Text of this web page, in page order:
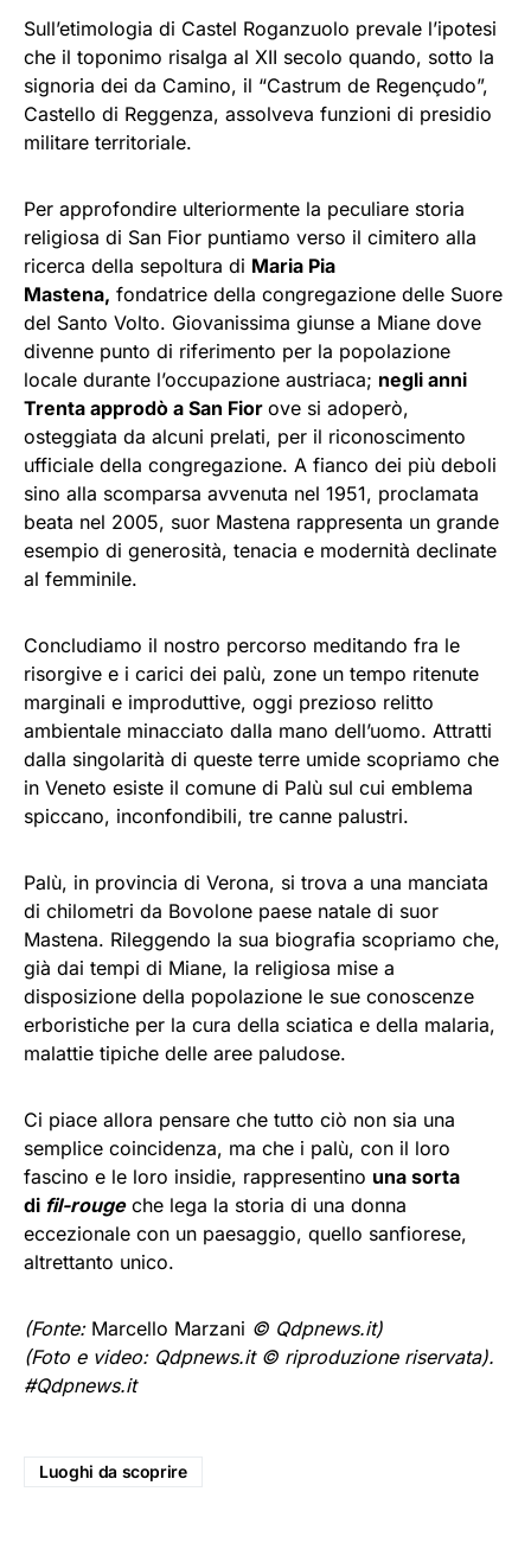
Sull’etimologia di Castel Roganzuolo prevale l’ipotesi
che il toponimo risalga al XII secolo quando, sotto la
signoria dei da Camino, il “Castrum de Regençudo”,
Castello di Reggenza, assolveva funzioni di presidio
militare territoriale.
Per approfondire ulteriormente la peculiare storia
religiosa di San Fior puntiamo verso il cimitero alla
ricerca della sepoltura di Maria Pia
Mastena, fondatrice della congregazione delle Suore
del Santo Volto. Giovanissima giunse a Miane dove
divenne punto di riferimento per la popolazione
locale durante l’occupazione austriaca; negli anni
Trenta approdò a San Fior ove si adoperò,
osteggiata da alcuni prelati, per il riconoscimento
ufficiale della congregazione. A fianco dei più deboli
sino alla scomparsa avvenuta nel 1951, proclamata
beata nel 2005, suor Mastena rappresenta un grande
esempio di generosità, tenacia e modernità declinate
al femminile.
Concludiamo il nostro percorso meditando fra le
risorgive e i carici dei palù, zone un tempo ritenute
marginali e improduttive, oggi prezioso relitto
ambientale minacciato dalla mano dell’uomo. Attratti
dalla singolarità di queste terre umide scopriamo che
in Veneto esiste il comune di Palù sul cui emblema
spiccano, inconfondibili, tre canne palustri.
Palù, in provincia di Verona, si trova a una manciata
di chilometri da Bovolone paese natale di suor
Mastena. Rileggendo la sua biografia scopriamo che,
già dai tempi di Miane, la religiosa mise a
disposizione della popolazione le sue conoscenze
erboristiche per la cura della sciatica e della malaria,
malattie tipiche delle aree paludose.
Ci piace allora pensare che tutto ciò non sia una
semplice coincidenza, ma che i palù, con il loro
fascino e le loro insidie, rappresentino una sorta
di fil-rougeche lega la storia di una donna
eccezionale con un paesaggio, quello sanfiorese,
altrettanto unico.
(Fonte: Marcello Marzani © Qdpnews.it)
(Foto e video: Qdpnews.it © riproduzione riservata).
#Qdpnews.it
Luoghi da scoprire